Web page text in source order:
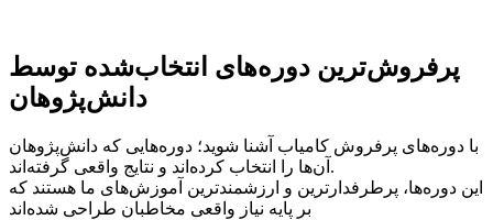
پرفروش‌ترین‌ دوره‌های انتخاب‌شده توسط
دانش‌پژوهان
با دوره‌های پرفروش کامیاب آشنا شوید؛ دوره‌هایی که دانش‌پژوهان
آن‌ها را انتخاب کرده‌اند و نتایج واقعی گرفته‌اند.
این دوره‌ها، پرطرفدارترین و ارزشمندترین آموزش‌های ما هستند که
بر پایه نیاز واقعی مخاطبان طراحی شده‌اند